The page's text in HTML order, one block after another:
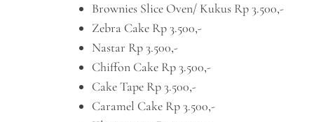
Brownies Slice Oven/ Kukus Rp 3.500,-
Zebra Cake Rp 3.500,-
Nastar Rp 3.500,-
Chiffon Cake Rp 3.500,-
Cake Tape Rp 3.500,-
Caramel Cake Rp 3.500,-